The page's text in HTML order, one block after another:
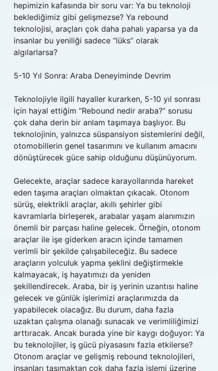
hepimizin kafasında bir soru var: Ya bu teknoloji
beklediğimiz gibi gelişmezse? Ya rebound
teknolojisi, araçları çok daha pahalı yaparsa ya da
insanlar bu yeniliği sadece “lüks” olarak
algılarlarsa?
5-10 Yıl Sonra: Araba Deneyiminde Devrim
Teknolojiyle ilgili hayaller kurarken, 5-10 yıl sonrası
için hayal ettiğim “Rebound nedir araba?” sorusu
çok daha derin bir anlam taşımaya başlıyor. Bu
teknolojinin, yalnızca süspansiyon sistemlerini değil,
otomobillerin genel tasarımını ve kullanım amacını
dönüştürecek güce sahip olduğunu düşünüyorum.
Gelecekte, araçlar sadece karayollarında hareket
eden taşıma araçları olmaktan çıkacak. Otonom
sürüş, elektrikli araçlar, akıllı şehirler gibi
kavramlarla birleşerek, arabalar yaşam alanımızın
önemli bir parçası haline gelecek. Örneğin, otonom
araçlar ile işe giderken aracın içinde tamamen
verimli bir şekilde çalışabileceğiz. Bu sadece
araçların yolculuk yapma şeklini değiştirmekle
kalmayacak, iş hayatımızı da yeniden
şekillendirecek. Araba, bir iş yerinin uzantısı haline
gelecek ve günlük işlerimizi araçlarımızda da
yapabilecek olacağız. Bu durum, daha fazla
uzaktan çalışma olanağı sunacak ve verimliliğimizi
arttıracak. Ancak burada yine bir kaygı doğuyor: Ya
bu teknolojiler, iş gücü piyasasını fazla etkilerse?
Otonom araçlar ve gelişmiş rebound teknolojileri,
insanları taşımaktan çok daha fazla işlemi üzerine